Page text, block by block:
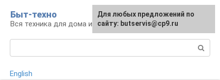
контенту
Быт-техно
Вся техника для дома и сада
English
Для любых предложений по
сайту: butservis@cp9.ru